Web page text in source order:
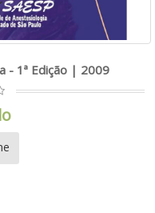
- 1ª Edição | 2009